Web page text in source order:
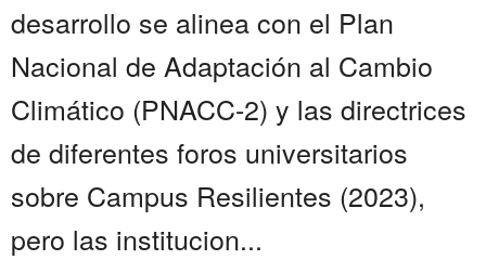
desarrollo se alinea con el Plan
Nacional de Adaptación al Cambio
Climático (PNACC-2) y las directrices
de diferentes foros universitarios
sobre Campus Resilientes (2023),
pero las institucion...